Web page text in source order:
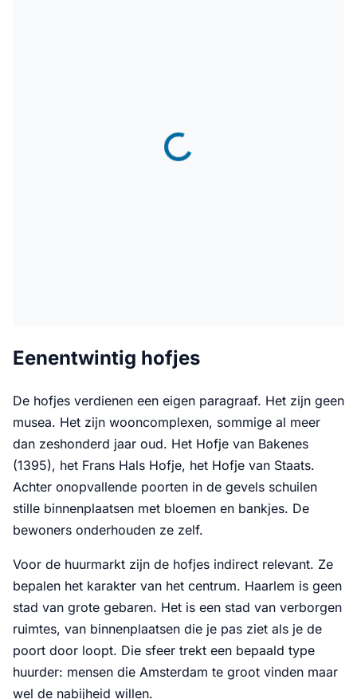
Eenentwintig hofjes
De hofjes verdienen een eigen paragraaf. Het zijn geen
musea. Het zijn wooncomplexen, sommige al meer
dan zeshonderd jaar oud. Het Hofje van Bakenes
(1395), het Frans Hals Hofje, het Hofje van Staats.
Achter onopvallende poorten in de gevels schuilen
stille binnenplaatsen met bloemen en bankjes. De
bewoners onderhouden ze zelf.
Voor de huurmarkt zijn de hofjes indirect relevant. Ze
bepalen het karakter van het centrum. Haarlem is geen
stad van grote gebaren. Het is een stad van verborgen
ruimtes, van binnenplaatsen die je pas ziet als je de
poort door loopt. Die sfeer trekt een bepaald type
huurder: mensen die Amsterdam te groot vinden maar
wel de nabijheid willen.